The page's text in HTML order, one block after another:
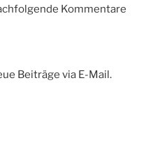
Kommentare
Beiträge via E-Mail.